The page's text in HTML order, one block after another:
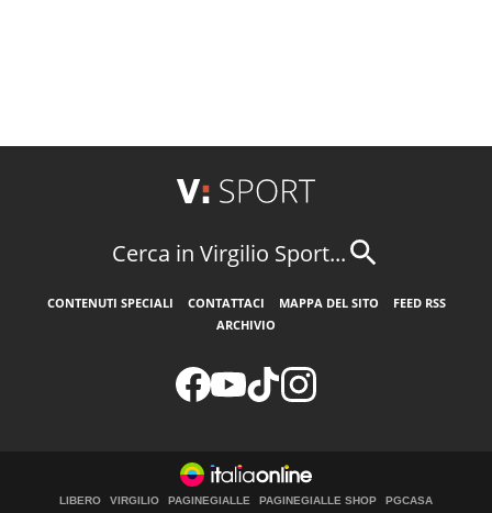
Cerca in Virgilio Sport...
CONTENUTI SPECIALI CONTATTACI MAPPA DEL SITO
FEED RSS
ARCHIVIO
LIBERO VIRGILIO PAGINEGIALLE PAGINEGIALLE SHOP PGCASA